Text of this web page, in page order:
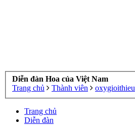
Diễn đàn Hoa của Việt Nam
Trang chủ
Thành viên oxygioithieu
Trang chủ
Diễn đàn